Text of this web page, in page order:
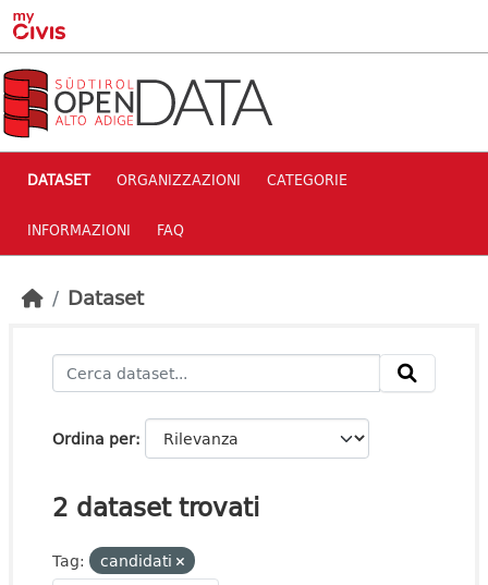
Skip to main content
DATASET ORGANIZZAZIONI CATEGORIE
INFORMAZIONI FAQ
Dataset
Ordina per
2 dataset trovati
Tag:
candidati